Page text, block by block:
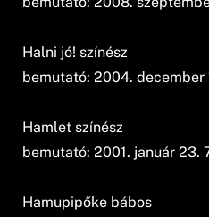
Halni jó! színész
bemutató: 2004. december
Hamlet színész
bemutató: 2001. január
Hamupipőke bábos